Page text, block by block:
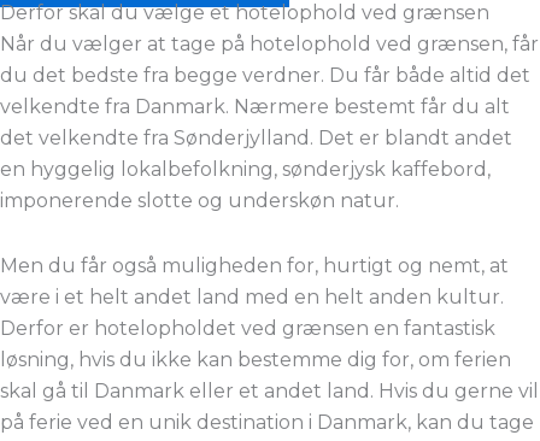
Derfor skal du vælge et hotelophold ved grænsen
Når du vælger at tage på hotelophold ved grænsen, får
du det bedste fra begge verdner. Du får både altid det
velkendte fra Danmark. Nærmere bestemt får du alt
det velkendte fra Sønderjylland. Det er blandt andet
en hyggelig lokalbefolkning, sønderjysk kaffebord,
imponerende slotte og underskøn natur.
Men du får også muligheden for, hurtigt og nemt, at
være i et helt andet land med en helt anden kultur.
Derfor er hotelopholdet ved grænsen en fantastisk
løsning, hvis du ikke kan bestemme dig for, om ferien
skal gå til Danmark eller et andet land. Hvis du gerne vil
på ferie ved en unik destination i Danmark, kan du tage